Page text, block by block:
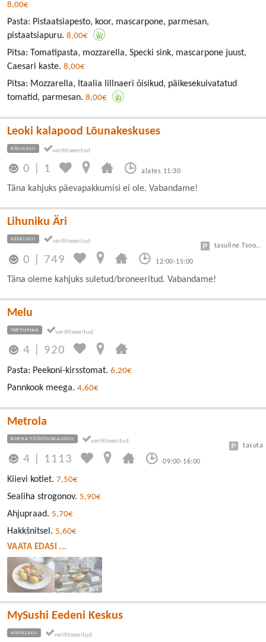
8,00€
Pasta: Pistaatsiapesto, koor, mascarpone, parmesan,
pistaatsiapuru. 8,00€
Pitsa: Tomatipasta, mozzarella, Specki sink, mascarpone juust,
Caesari kaste. 8,00€
Pitsa: Mozzarella, Itaalia lillnaeri õisikud, päikesekuivatatud
tomatid, parmesan. 8,00€
Leoki kalapood Lõunakeskuses
RÄNILINN
0 1 alates 11:30
Täna kahjuks päevapakkumisi ei ole. Vabandame!
Lihuniku Äri
KESKLINN
0 749 12:00-15:00
tasuline Tsoon A 3 eur/h, B 1,5 eur/h
Täna oleme kahjuks suletud/broneeritud. Vabandame!
Melu
TARTUMAA
4 920
Pasta: Peekoni-kirsstomat. 6,20€
Pannkook meega. 4,60€
Metrola
ROPKA TÖÖSTUSRAJOON
4 1113 09:00-16:00
tasuta
Kiievi kotlet. 7,50€
Sealiha strogonov. 5,90€
Ahjupraad. 5,70€
Hakkšnitsel. 5,60€
VAATA EDASI ...
MySushi Eedeni Keskus
ANNELINN